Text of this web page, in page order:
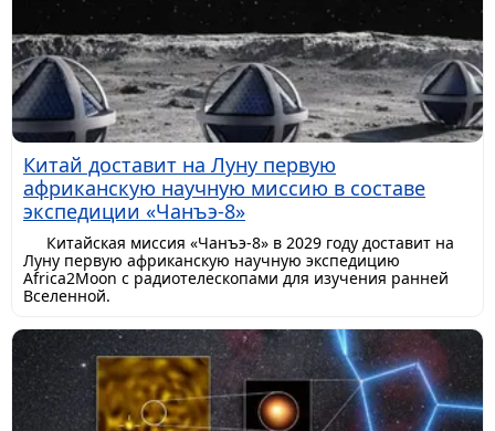
Китай доставит на Луну первую
африканскую научную миссию в составе
экспедиции «Чанъэ-8»
Китайская миссия «Чанъэ-8» в 2029 году доставит на
Луну первую африканскую научную экспедицию
Africa2Moon с радиотелескопами для изучения ранней
Вселенной.